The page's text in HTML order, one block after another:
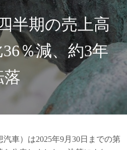
半期の売上高
％減、約3年
落
車）は2025年9月30日までの第